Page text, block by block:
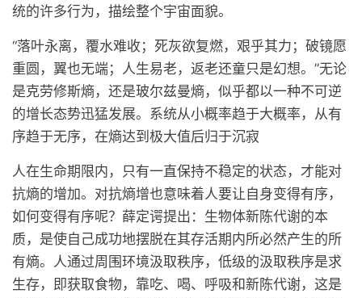
统的许多行为，描绘整个宇宙面貌。
“落叶永离，覆水难收；死灰欲复燃，艰乎其力；破镜愿
重圆，翼也无端；人生易老，返老还童只是幻想。”无论
是克劳修斯熵，还是玻尔兹曼熵，似乎都以一种不可逆
的增长态势迅猛发展。系统从小概率趋于大概率，从有
序趋于无序，在熵达到极大值后归于沉寂
人在生命期限内，只有一直保持不稳定的状态，才能对
抗熵的增加。对抗熵增也意味着人要让自身变得有序，
如何变得有序呢？薛定谔提出：生物体新陈代谢的本
质，是使自己成功地摆脱在其存活期内所必然产生的所
有熵。人通过周围环境汲取秩序，低级的汲取秩序是求
生存，即获取食物，靠吃、喝、呼吸和新陈代谢，这是